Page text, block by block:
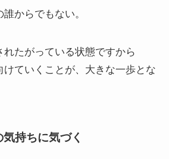
からでもない。
れたがっている状態ですから
けていくことが、大きな一歩とな
持ちに気づく